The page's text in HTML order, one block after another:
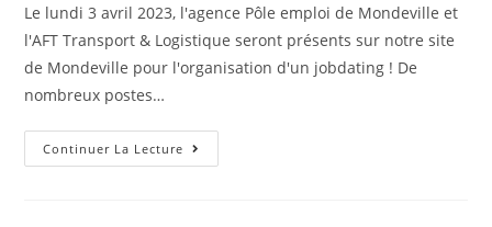
Le lundi 3 avril 2023, l'agence Pôle emploi de Mondeville et
l'AFT Transport & Logistique seront présents sur notre site
de Mondeville pour l'organisation d'un jobdating ! De
nombreux postes…
Continuer La Lecture